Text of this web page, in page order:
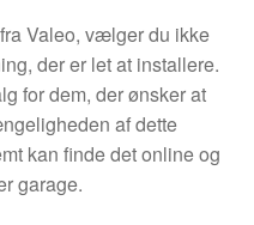
Valeo, vælger du ikke
der er let at installere.
for dem, der ønsker at
af dette
kan finde det online og
garage.